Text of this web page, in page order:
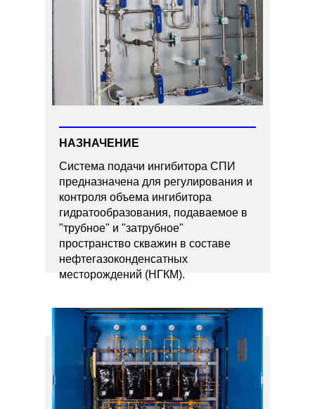
НАЗНАЧЕНИЕ
Система подачи ингибитора СПИ
предназначена для регулирования и
контроля объема ингибитора
гидратообразования, подаваемое в
"трубное" и "затрубное"
пространство скважин в составе
нефтегазоконденсатных
месторождений (НГКМ).